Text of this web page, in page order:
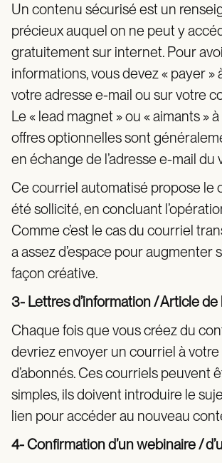
Un contenu sécurisé est un
précieux auquel on ne peut y
gratuitement sur internet. Pour
informations, vous devez « payer »
votre adresse e-mail ou sur votre
Le « lead magnet » ou « aimants »
offres optionnelles sont
en échange de l’adresse e-mail du
Ce courriel automatisé propose le
été sollicité, en concluant
Comme c’est le cas du courriel
a assez d’espace pour augmenter
façon créative.
3- Lettres d’information / Article de
Chaque fois que vous créez du
devriez envoyer un courriel à votre
d’abonnés. Ces courriels peuvent
simples, ils doivent introduire le
lien pour accéder au nouveau
4- Confirmation d’un webinaire /